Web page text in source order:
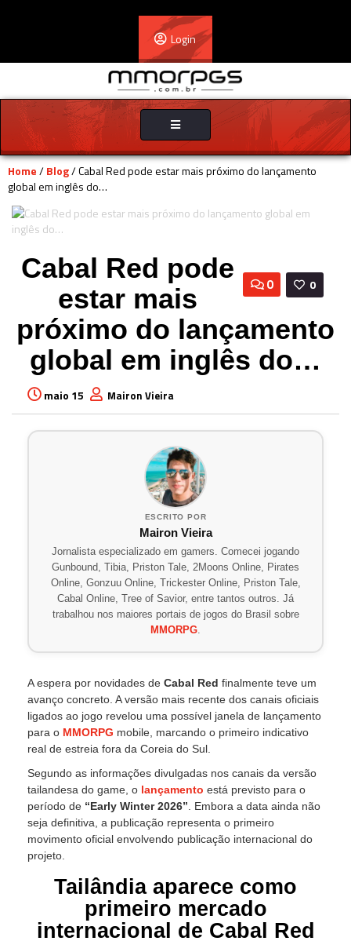
Login
Toggle
navigation
Home/Blog/ Cabal Red pode estar mais próximo do lançamento
global em inglês do…
0
0
Cabal Red pode
estar mais
próximo do lançamento
global em inglês do…
maio 15 Mairon Vieira
ESCRITO POR
Mairon Vieira
Jornalista especializado em gamers. Comecei jogando
Gunbound, Tibia, Priston Tale, 2Moons Online, Pirates
Online, Gonzuu Online, Trickester Online, Priston Tale,
Cabal Online, Tree of Savior, entre tantos outros. Já
trabalhou nos maiores portais de jogos do Brasil sobre
MMORPG
A espera por novidades de Cabal Red finalmente teve um
avanço concreto. A versão mais recente dos canais oficiais
ligados ao jogo revelou uma possível janela de lançamento
para o MMORPG mobile, marcando o primeiro indicativo
real de estreia fora da Coreia do Sul.
Segundo as informações divulgadas nos canais da versão
tailandesa do game, o lançamento está previsto para o
período de “Early Winter 2026” . Embora a data ainda não
seja definitiva, a publicação representa o primeiro
movimento oficial envolvendo publicação internacional do
projeto.
Tailândia aparece como
primeiro mercado
internacional de Cabal Red